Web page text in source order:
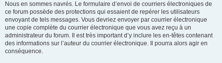
Nous en sommes navrés. Le formulaire d’envoi de courriers électroniques de
ce forum possède des protections qui essaient de repérer les utilisateurs
envoyant de tels messages. Vous devriez envoyer par courrier électronique
une copie complète du courrier électronique que vous avez reçu à un
administrateur du forum. Il est très important d’y inclure les en-têtes contenant
des informations sur l’auteur du courrier électronique. Il pourra alors agir en
conséquence.